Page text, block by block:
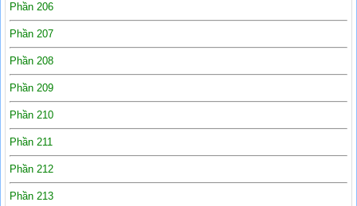
Phần 206
Phần 207
Phần 208
Phần 209
Phần 210
Phần 211
Phần 212
Phần 213